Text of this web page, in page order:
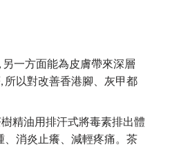
一方面能為皮膚帶來深層
所以對改善香港腳、灰甲都
精油用排汗式將毒素排出體
、消炎止癢、減輕疼痛。茶